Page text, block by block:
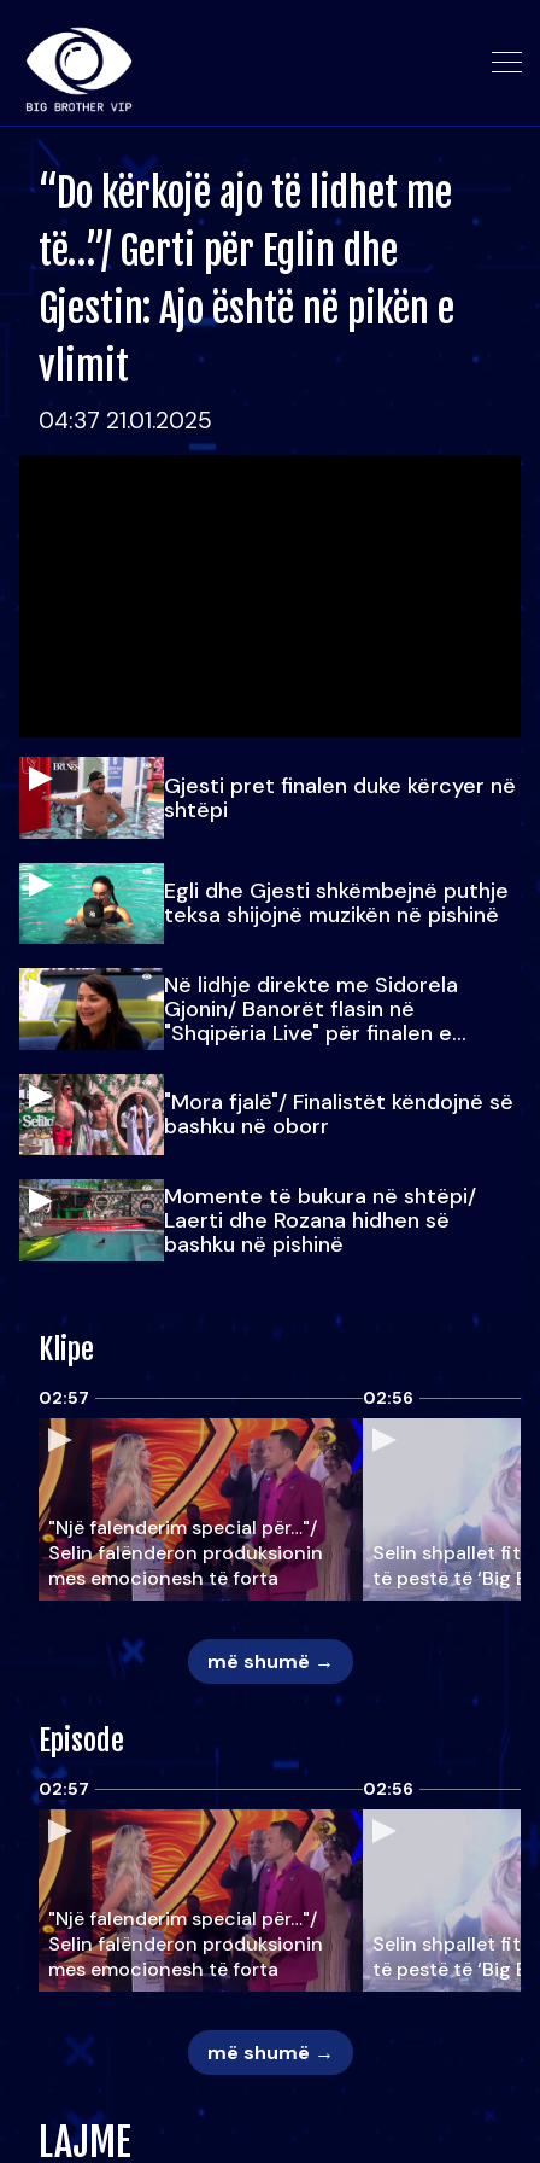
“Do kërkojë ajo të lidhet me
të…”/ Gerti për Eglin dhe
Gjestin: Ajo është në pikën e
vlimit
04:37 21.01.2025
Gjesti pret finalen duke kërcyer në
shtëpi
Egli dhe Gjesti shkëmbejnë puthje
teksa shijojnë muzikën në pishinë
Në lidhje direkte me Sidorela
Gjonin/ Banorët flasin në
"Shqipëria Live" për finalen e
"Mora fjalë"/ Finalistët këndojnë së
bashku në oborr
Momente të bukura në shtëpi/
Laerti dhe Rozana hidhen së
bashku në pishinë
Klipe
02:57
"Një falenderim special për…"/
Selin falënderon produksionin
mes emocionesh të forta
02:56
Selin shpallet
të pestë të ‘Big
më shumë →
Episode
02:57
"Një falenderim special për…"/
Selin falënderon produksionin
mes emocionesh të forta
02:56
Selin shpallet
të pestë të ‘Big
më shumë →
LAJME